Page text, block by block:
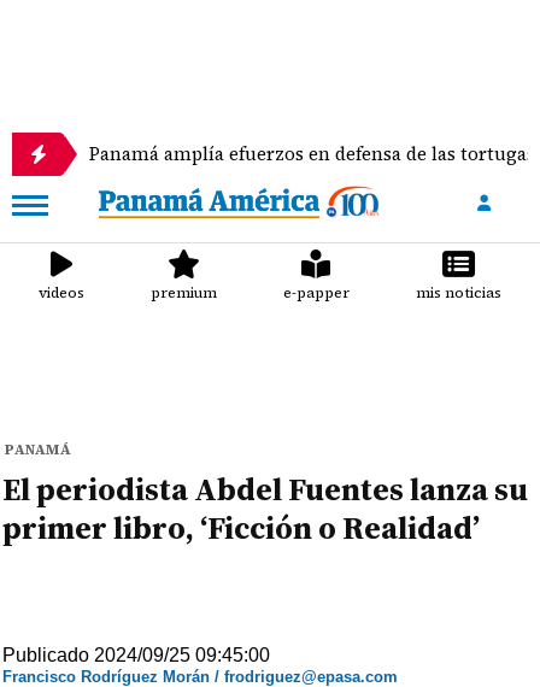
Panamá amplía efuerzos en defensa de las tortugas marinas
videos premium e-papper mis noticias
PANAMÁ
El periodista Abdel Fuentes lanza su
primer libro, ‘Ficción o Realidad’
Publicado 2024/09/25 09:45:00
Francisco Rodríguez Morán / frodriguez@epasa.com